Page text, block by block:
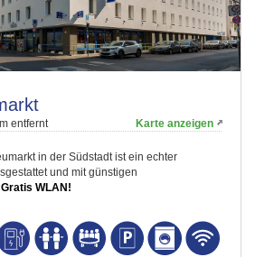
entfernt Karte anzeigen
in der Südstadt ist ein echter
und mit günstigen
Gratis WLAN!